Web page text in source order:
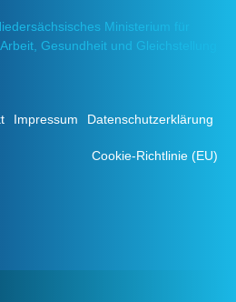
Impressum Datenschutzerklärung
Cookie-Richtlinie (EU)